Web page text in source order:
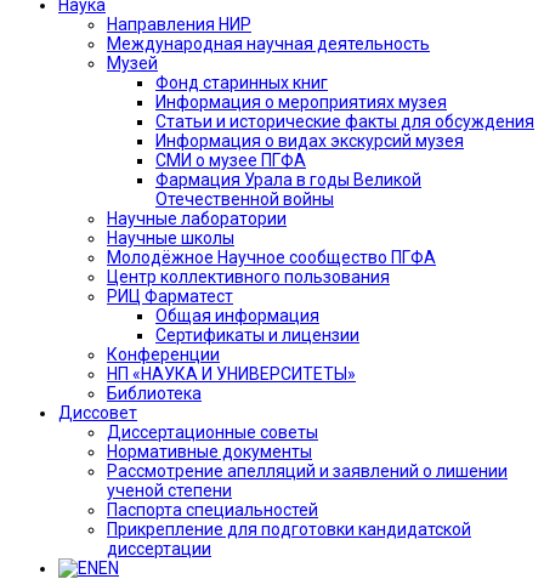
Наука
Направления НИР
Международная научная деятельность
Музей
Фонд старинных книг
Информация о мероприятиях музея
Статьи и исторические факты для обсуждения
Информация о видах экскурсий музея
СМИ о музее ПГФА
Фармация Урала в годы Великой
Отечественной войны
Научные лаборатории
Научные школы
Молодёжное Научное сообщество ПГФА
Центр коллективного пользования
РИЦ Фарматест
Общая информация
Сертификаты и лицензии
Конференции
НП «НАУКА И УНИВЕРСИТЕТЫ»
Библиотека
Диссовет
Диссертационные советы
Нормативные документы
Рассмотрение апелляций и заявлений о лишении
ученой степени
Паспорта специальностей
Прикрепление для подготовки кандидатской
диссертации
EN